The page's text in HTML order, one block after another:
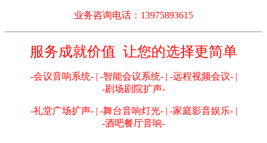
业务咨询电话：13975893615
服务成就价值 让您的选择更简单
-会议音响系统- | -智能会议系统- | -远程视频会议- |
-剧场剧院扩声-
-礼堂广场扩声- | -舞台音响灯光- | -家庭影音娱乐- |
-酒吧餐厅音响-